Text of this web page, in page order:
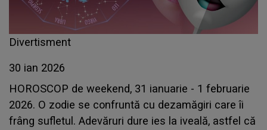
Divertisment
30 ian 2026
HOROSCOP de weekend, 31 ianuarie - 1 februarie
2026. O zodie se confruntă cu dezamăgiri care îi
frâng sufletul. Adevăruri dure ies la iveală, astfel că